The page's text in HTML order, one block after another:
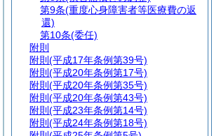
第9条(重度心身障害者等医療費の返
還)
第10条(委任)
附則
附則 (平成17年条例第39号)
附則 (平成20年条例第17号)
附則 (平成20年条例第35号)
附則 (平成20年条例第43号)
附則 (平成23年条例第14号)
附則 (平成24年条例第18号)